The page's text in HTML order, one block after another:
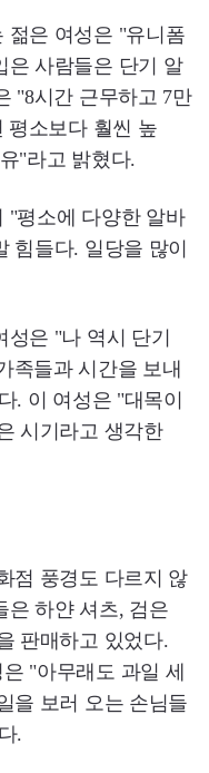
젊은 여성은 "유니폼
은 사람들은 단기 알
"8시간 근무하고 7만
평소보다 훨씬 높
"라고 밝혔다.
"평소에 다양한 알바
힘들다. 일당을 많이
성은 "나 역시 단기
족들과 시간을 보내
. 이 여성은 "대목이
시기라고 생각한
점 풍경도 다르지 않
은 하얀 셔츠, 검은
판매하고 있었다.
"아무래도 과일 세
을 보러 오는 손님들
.